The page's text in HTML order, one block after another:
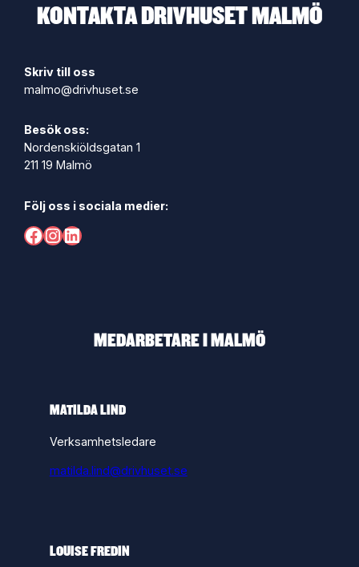
KONTAKTA DRIVHUSET MALMÖ
Skriv till oss
malmo@drivhuset.se
Besök oss:
Nordenskiöldsgatan 1
211 19 Malmö
Följ oss i sociala medier:
Facebook InstagramLinkedIn
MEDARBETARE I MALMÖ
MATILDA LIND
Verksamhetsledare
matilda.lind@drivhuset.se
LOUISE FREDIN